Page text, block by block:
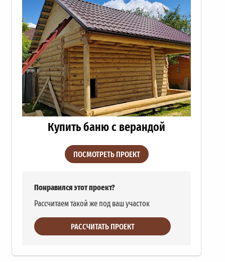
Купить баню с верандой
ПОСМОТРЕТЬ ПРОЕКТ
Понравился этот проект?
Рассчитаем такой же под ваш участок
РАССЧИТАТЬ ПРОЕКТ